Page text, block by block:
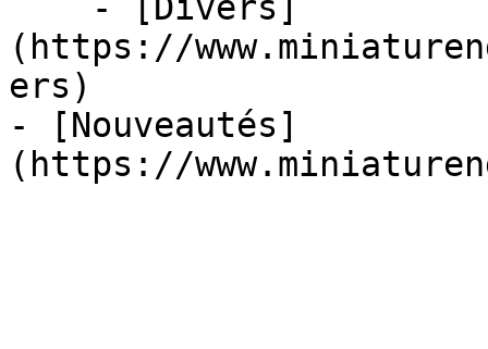
(https://
ers)
- [Nouveautés]